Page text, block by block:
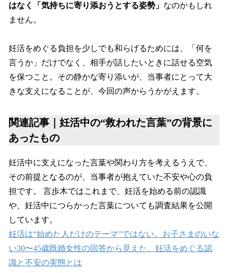
はなく「気持ちに寄り添おうとする姿勢」 なのかもしれ
ません。
妊活をめぐる負担を少しでも和らげるためには、「何を
言うか」だけでなく、相手が話したいときに話せる空気
を保つこと。その静かな寄り添いが、当事者にとって大
きな支えになることが、今回の声からうかがえます。
関連記事｜妊活中の“救われた言葉”の背景に
あったもの
妊活中に支えになった言葉や関わり方を考えるうえで、
その前提となるのが、当事者が抱えていた不安や心の負
担です。 言歩木ではこれまで、妊活を始める前の認識
や、妊活中につらかった言葉についても調査結果を公開
しています。
妊活は“始めた人だけのテーマ”ではない。お子さまのいな
い30〜45歳既婚女性の回答から見えた、妊活をめぐる認
識と不安の実態とは